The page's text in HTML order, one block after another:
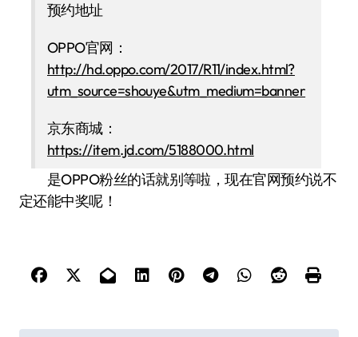
预约地址
OPPO官网：
http://hd.oppo.com/2017/R11/index.html?
utm_source=shouye&utm_medium=banner
京东商城：
https://item.jd.com/5188000.html
是OPPO粉丝的话就别等啦，现在官网预约说不
定还能中奖呢！